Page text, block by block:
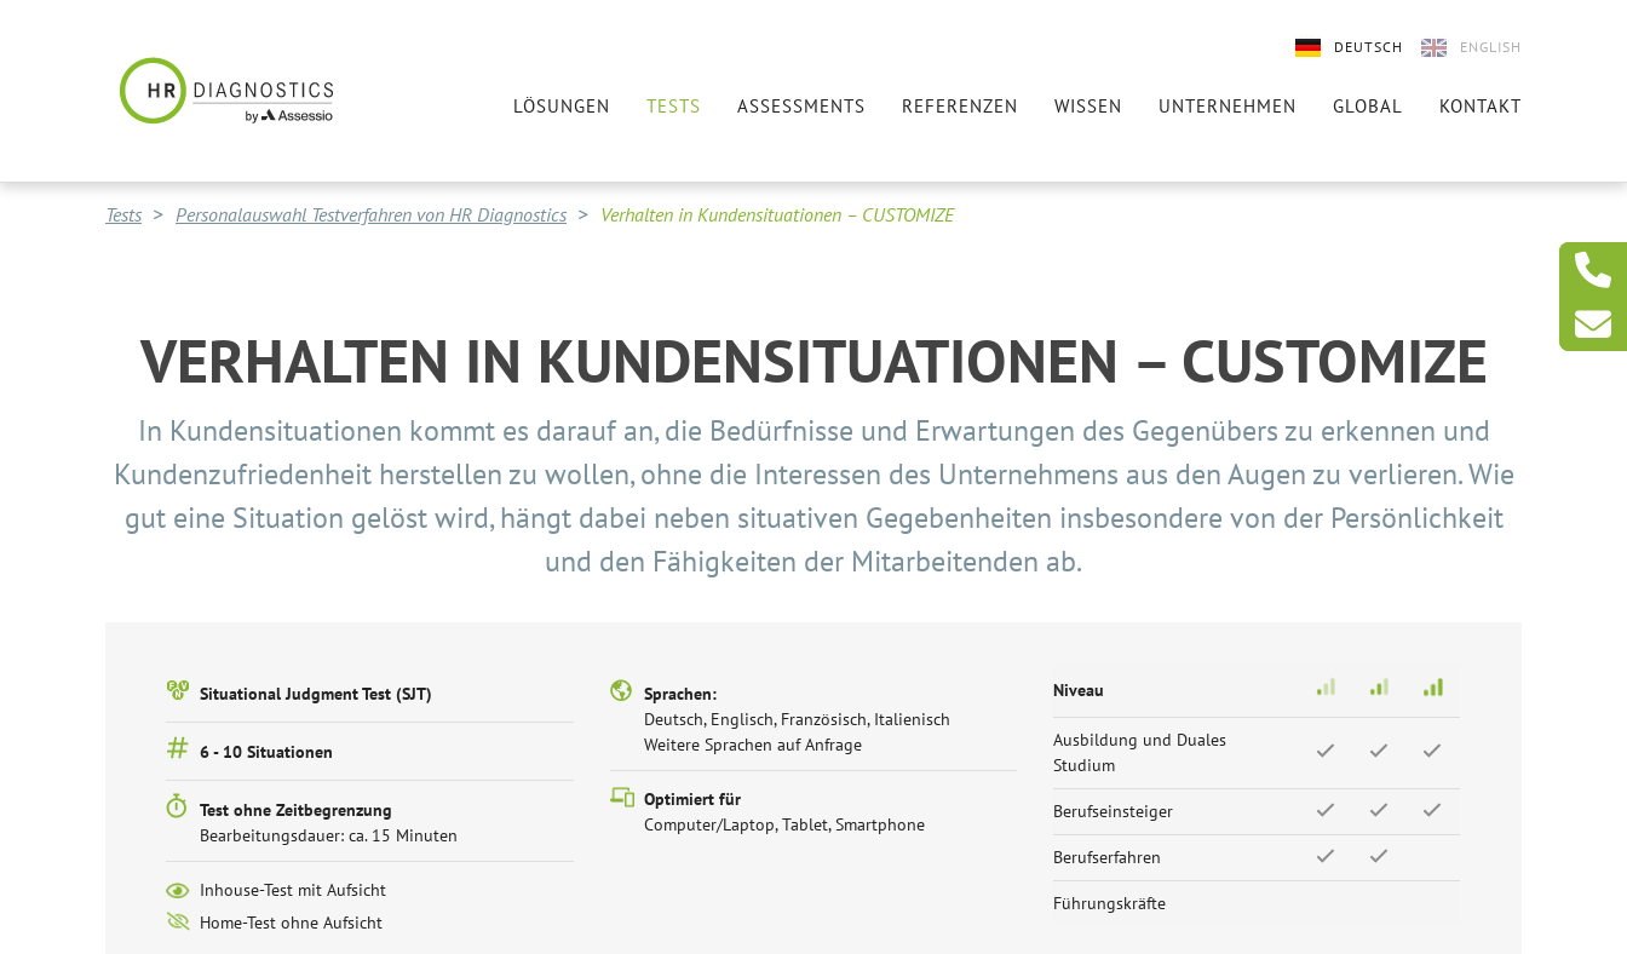
DEUTSCH ENGLISH
LÖSUNGEN TESTS ASSESSMENTS REFERENZEN WISSEN UNTERNEHMEN GLOBAL KONTAKT
Tests Personalauswahl Testverfahren von HR Diagnostics Verhalten in Kundensituationen – CUSTOMIZE
VERHALTEN IN KUNDENSITUATIONEN – CUSTOMIZE
In Kundensituationen kommt es darauf an, die Bedürfnisse und Erwartungen des Gegenübers zu erkennen und
Kundenzufriedenheit herstellen zu wollen, ohne die Interessen des Unternehmens aus den Augen zu verlieren. Wie
gut eine Situation gelöst wird, hängt dabei neben situativen Gegebenheiten insbesondere von der Persönlichkeit
und den Fähigkeiten der Mitarbeitenden ab.
Situational Judgment Test (SJT)
6 - 10 Situationen
Test ohne Zeitbegrenzung
Bearbeitungsdauer: ca. 15 Minuten
Inhouse-Test mit Aufsicht
Home-Test ohne Aufsicht
Sprachen:
Deutsch, Englisch, Französisch, Italienisch
Weitere Sprachen auf Anfrage
Optimiert für
Computer/Laptop, Tablet, Smartphone
Niveau
Ausbildung und Duales
Studium
Berufseinsteiger
Berufserfahren
Führungskräfte